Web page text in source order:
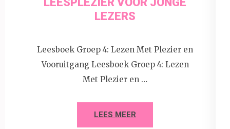
LEZERS
Leesboek Groep 4: Lezen Met Plezier en
Vooruitgang Leesboek Groep 4: Lezen
Met Plezier en …
LEES MEER